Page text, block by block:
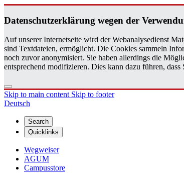
Daten­schutzerklärung wegen der
Auf unserer Internetseite wird der Webanalysedienst
sind Textdateien, ermöglicht. Die Cookies sammeln
noch zuvor anonymisiert. Sie haben allerdings die
entsprechend modifizieren. Dies kann dazu führen,
Skip to main content Skip to footer
Deutsch
Search
Quicklinks
Wegweiser
AGUM
Campusstore